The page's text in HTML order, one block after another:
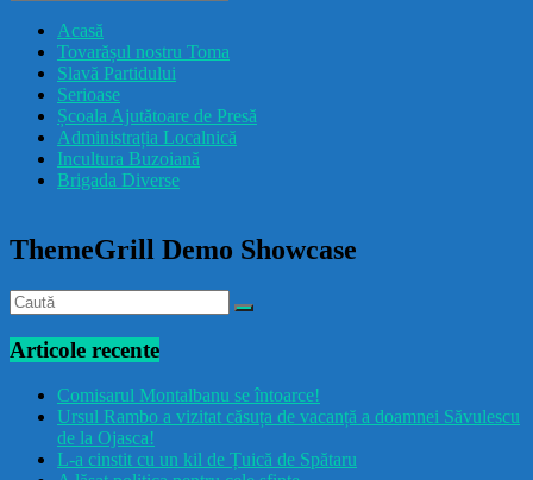
Acasă
Tovarășul nostru Toma
Slavă Partidului
Serioase
Școala Ajutătoare de Presă
Administrația Localnică
Incultura Buzoiană
Brigada Diverse
ThemeGrill Demo Showcase
Articole recente
Comisarul Montalbanu se întoarce!
Ursul Rambo a vizitat căsuța de vacanță a doamnei Săvulescu
de la Ojasca!
L-a cinstit cu un kil de Țuică de Spătaru